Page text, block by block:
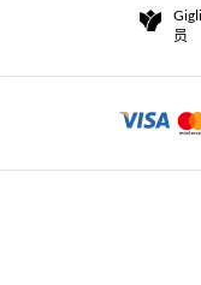
Beauty Seekers VIP Club
For a safe shopping
Security Communication
员